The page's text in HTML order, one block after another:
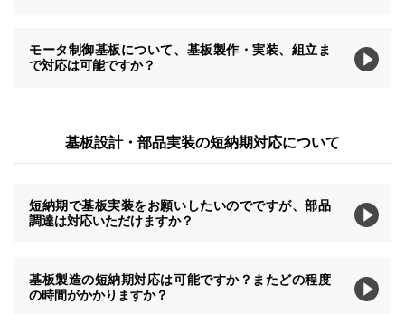
モータ制御基板について、基板製作・実装、組立ま
で対応は可能ですか？
基板設計・部品実装の短納期対応について
短納期で基板実装をお願いしたいのでですが、部品
調達は対応いただけますか？
基板製造の短納期対応は可能ですか？またどの程度
の時間がかかりますか？